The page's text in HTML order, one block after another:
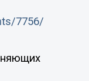
7756/